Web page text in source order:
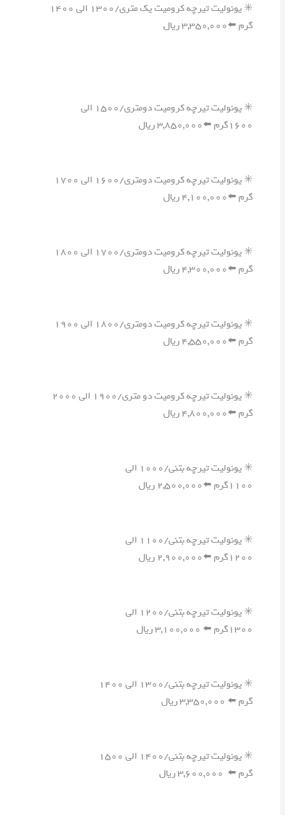
✳️ یونولیت تیرچه کرومیت یک متری/۱۳۰۰ الی ۱۴۰۰
گرم ⬅️۳,۳۵۰,۰۰۰ ریال
✳️ یونولیت تیرچه کرومیت دومتری/۱۵۰۰ الی
۱۶۰۰گرم ⬅️۳,۸۵۰,۰۰۰ ریال
✳️ یونولیت تیرچه کرومیت دومتری/۱۶۰۰ الی ۱۷۰۰
گرم ⬅️۴,۱۰۰,۰۰۰ ریال
✳️ یونولیت تیرچه کرومیت دومتری/۱۷۰۰ الی ۱۸۰۰
گرم ⬅️۴,۳۰۰,۰۰۰ ریال
✳️ یونولیت تیرچه کرومیت دومتری/۱۸۰۰ الی ۱۹۰۰
گرم ⬅️۴,۵۵۰,۰۰۰ ریال
✳️ یونولیت تیرچه کرومیت دو متری/۱۹۰۰ الی ۲۰۰۰
گرم ⬅️۴,۸۰۰,۰۰۰ ریال
✳️ یونولیت تیرچه بتنی/۱۰۰۰ الی
۱۱۰۰گرم ⬅️۲,۵۰۰,۰۰۰ ریال
✳️ یونولیت تیرچه بتنی/۱۱۰۰ الی
۱۲۰۰گرم ⬅️۲,۹۰۰,۰۰۰ ریال
✳️ یونولیت تیرچه بتنی/۱۲۰۰ الی
۱۳۰۰گرم ⬅️ ۳,۱۰۰,۰۰۰ ریال
✳️ یونولیت تیرچه بتنی/۱۳۰۰ الی ۱۴۰۰
گرم ⬅️ ۳,۳۵۰,۰۰۰ ریال
✳️ یونولیت تیرچه بتنی/۱۴۰۰ الی ۱۵۰۰
گرم ⬅️ ۳,۶۰۰,۰۰۰ ریال